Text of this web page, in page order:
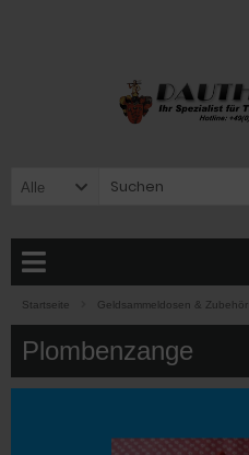
Alle
Startseite Geldsammeldosen & Zubehör
Plombenzange